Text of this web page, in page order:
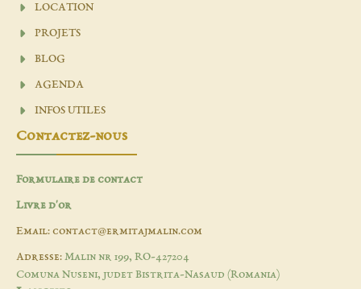
LOCATION
PROJETS
BLOG
AGENDA
INFOS UTILES
Contactez-nous
Formulaire de contact
Livre d'or
Email: contact@ermitajmalin.com
Adresse: Malin nr 199, RO-427204
Comuna Nuseni, judet Bistrita-Nasaud (Romania)